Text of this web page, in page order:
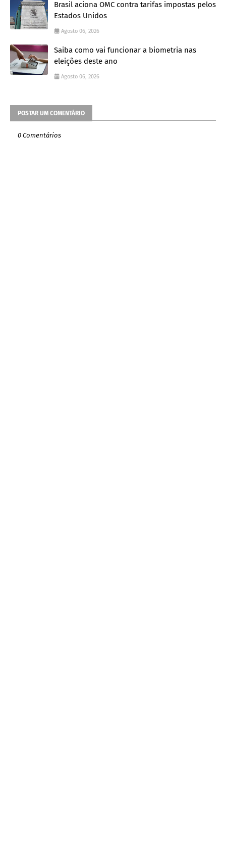
Brasil aciona OMC contra tarifas impostas pelos
Estados Unidos
Agosto 06, 2026
Saiba como vai funcionar a biometria nas
eleições deste ano
Agosto 06, 2026
POSTAR UM COMENTÁRIO
0 Comentários